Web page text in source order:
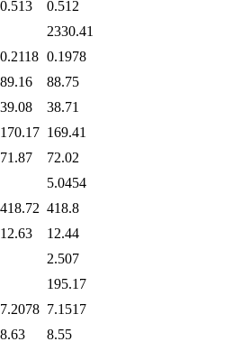
0.513
0.512
2330.41
0.2118 0.1978
89.16
88.75
39.08
38.71
170.17 169.41
71.87
72.02
5.0454
418.72 418.8
12.63
12.44
2.507
195.17
7.2078 7.1517
8.63
8.55